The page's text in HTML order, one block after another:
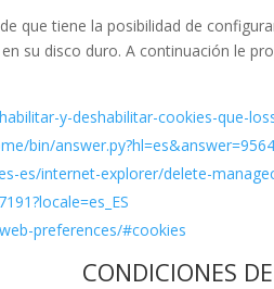
que tiene la posibilidad de
su disco duro. A continuación le
y-deshabilitar-cookies-que-
bin/
es/internet-explorer/delete-
preferences/#cookies
CONDICIONES